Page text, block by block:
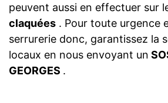
peuvent aussi en effectuer sur
claquées . Pour toute urgence
serrurerie donc, garantissez la
locaux en nous envoyant un
GEORGES .